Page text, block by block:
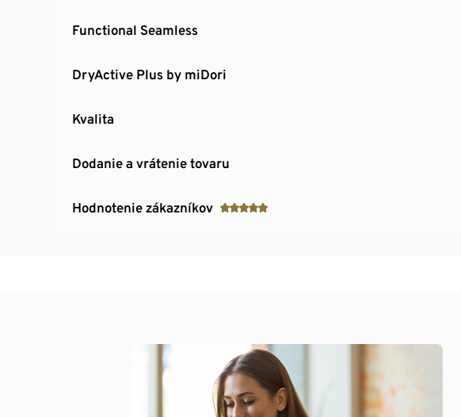
Functional Seamless
DryActive Plus by miDori
Kvalita
Dodanie a vrátenie tovaru
Hodnotenie zákazníkov